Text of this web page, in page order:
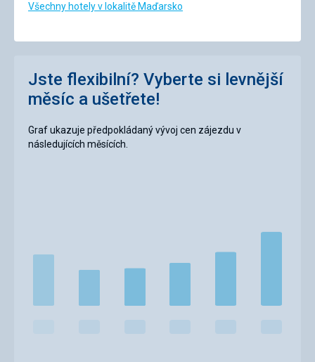
Všechny hotely v lokalitě Maďarsko
Jste flexibilní? Vyberte si levnější
měsíc a ušetřete!
Graf ukazuje předpokládaný vývoj cen zájezdu v
následujících měsících.